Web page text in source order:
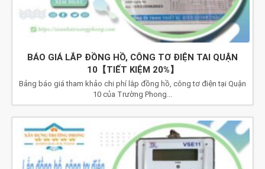
BÁO GIÁ LẮP ĐỒNG HỒ, CÔNG TƠ ĐIỆN TAI QUẬN
10【TIẾT KIỆM 20%】
Bảng báo giá tham khảo chi phí lắp đồng hồ, công tơ điện tại Quận
10 của Trường Phong...